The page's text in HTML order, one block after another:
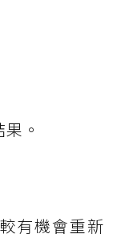
。
有機會重新